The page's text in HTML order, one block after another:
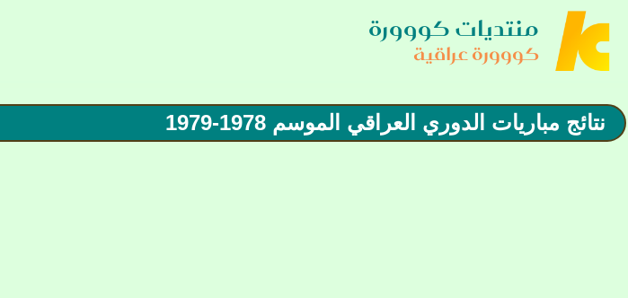
منتديات كووورة
كووورة عراقية
نتائج مباريات الدوري العراقي الموسم 1978-1979